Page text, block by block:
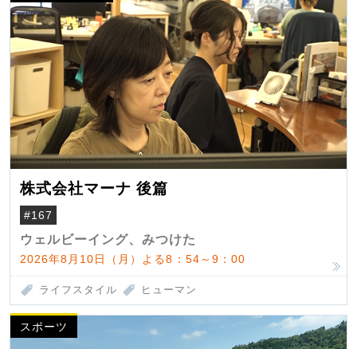
株式会社マーナ 後篇
#167
ウェルビーイング、みつけた
2026年8月10日（月）よる8：54～9：00
ライフスタイル ヒューマン
スポーツ